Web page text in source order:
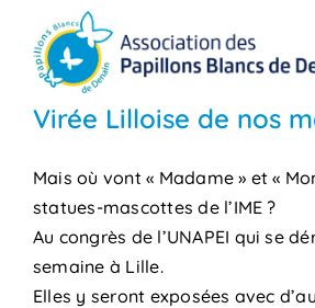
contenu
Virée Lilloise de nos
Mais où vont « Madame » et «
statues-mascottes de l’IME ?
Au congrès de l’UNAPEI qui se
semaine à Lille.
Elles y seront exposées avec